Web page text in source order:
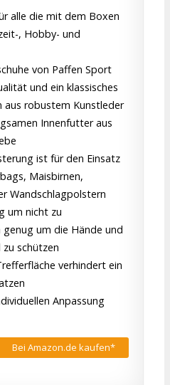
alle die mit dem Boxen
, Hobby- und
von Paffen Sport
und ein klassisches
aus robustem Kunstleder
Innenfutter aus
ist für den Einsatz
Maisbirnen,
Wandschlagpolstern
um nicht zu
um die Hände und
zu schützen
verhindert ein
Anpassung
Bei Amazon.de kaufen*